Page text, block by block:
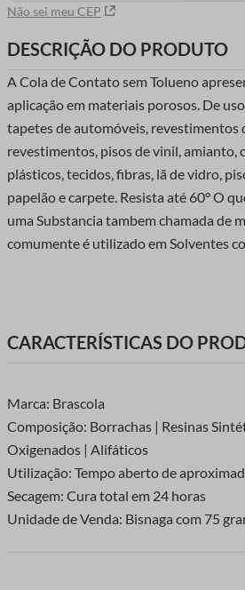
Não sei meu CEP
DESCRIÇÃO DO PRODUTO
A Cola de Contato sem Tolueno
aplicação em materiais porosos. De
tapetes de automóveis, revestimentos
revestimentos, pisos de vinil, amianto,
plásticos, tecidos, fibras, lã de vidro,
papelão e carpete. Resista até 60° O
uma Substancia tambem chamada de
comumente é utilizado em Solventes
CARACTERÍSTICAS DO
Marca: Brascola
Composição: Borrachas | Resinas
Oxigenados | Alifáticos
Utilização: Tempo aberto de
Secagem: Cura total em 24 horas
Unidade de Venda: Bisnaga com 75